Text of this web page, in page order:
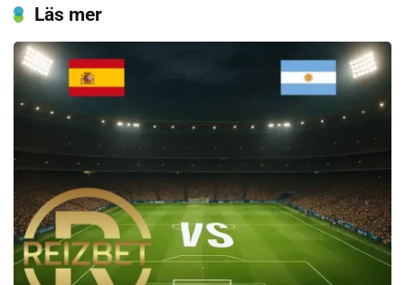
Läs mer